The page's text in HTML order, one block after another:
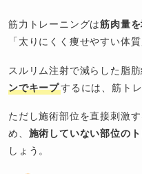
筋力トレーニングは筋肉量
「太りにくく痩せやすい体
スルリム注射で減らした脂
ンでキープするには、筋ト
ただし施術部位を直接刺激
め、 施術していない部位の
しょう。